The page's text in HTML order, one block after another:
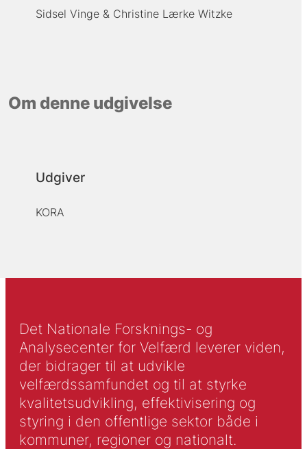
Sidsel Vinge Christine Lærke Witzke
Om denne udgivelse
Udgiver
KORA
Det Nationale Forsknings- og
Analysecenter for Velfærd leverer viden,
der bidrager til at udvikle
velfærdssamfundet og til at styrke
kvalitetsudvikling, effektivisering og
styring i den offentlige sektor både i
kommuner, regioner og nationalt.